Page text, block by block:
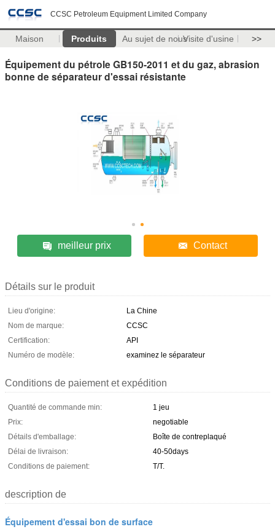
CCSC Petroleum Equipment Limited Company
Maison Produits Au sujet de nousVisite d'usine >>
Équipement du pétrole GB150-2011 et du gaz, abrasion
bonne de séparateur d'essai résistante
meilleur prix Contact
Détails sur le produit
Lieu d'origine:
La Chine
Nom de marque:
CCSC
Certification:
API
Numéro de modèle:
examinez le séparateur
Conditions de paiement et expédition
Quantité de commande min:
1 jeu
Prix:
negotiable
Détails d'emballage:
Boîte de contreplaqué
Délai de livraison:
40-50days
Conditions de paiement:
T/T.
description de
Équipement d'essai bon de surface